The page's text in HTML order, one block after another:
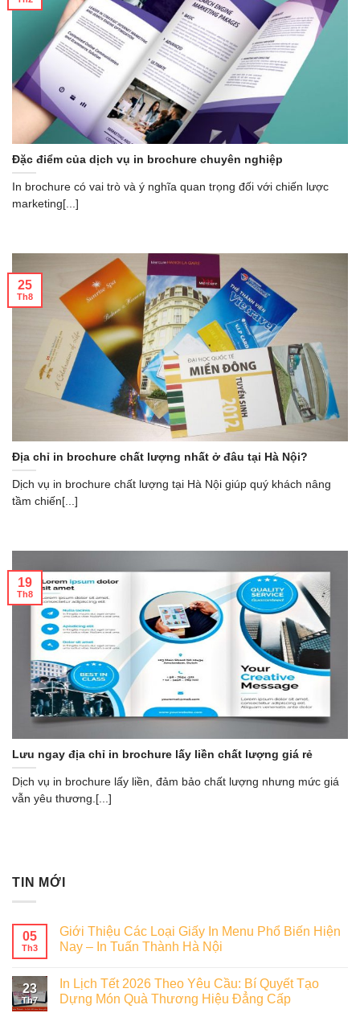
Đặc điểm của dịch vụ in brochure chuyên nghiệp
In brochure có vai trò và ý nghĩa quan trọng đối với chiến lược
marketing[...]
Địa chỉ in brochure chất lượng nhất ở đâu tại Hà Nội?
Dịch vụ in brochure chất lượng tại Hà Nội giúp quý khách nâng
tầm chiến[...]
25
Th8
Lưu ngay địa chỉ in brochure lấy liền chất lượng giá rẻ
Dịch vụ in brochure lấy liền, đảm bảo chất lượng nhưng mức giá
vẫn yêu thương.[...]
19
Th8
TIN MỚI
05
Th3
Giới Thiệu Các Loại Giấy In Menu Phổ Biến Hiện
Nay – In Tuấn Thành Hà Nội
23
Th7
In Lịch Tết 2026 Theo Yêu Cầu: Bí Quyết Tạo
Dựng Món Quà Thương Hiệu Đẳng Cấp